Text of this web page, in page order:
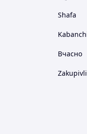
Shafa
Вчасно